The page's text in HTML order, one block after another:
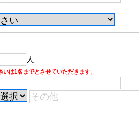
人
は1名までとさせていただきます。